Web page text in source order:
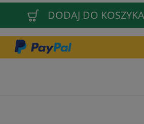
DODAJ DO KOSZYKA